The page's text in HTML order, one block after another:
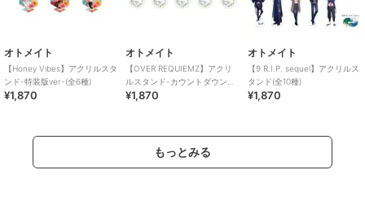
オトメイト
【Honey Vibes】アクリルスタ
ンド-特装版ver-(全6種)
¥1,870
オトメイト
【OVER REQUIEMZ】アクリ
ルスタンド-カウントダウン
ver-(全5種)
¥1,870
オトメイト
【9 R.I.P. sequel】アクリルス
タンド(全10種)
¥1,870
もっとみる